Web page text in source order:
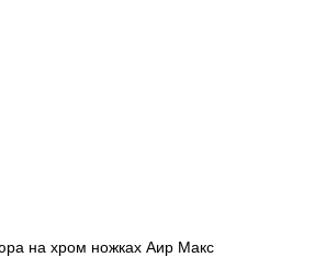
на хром ножках Аир Макс